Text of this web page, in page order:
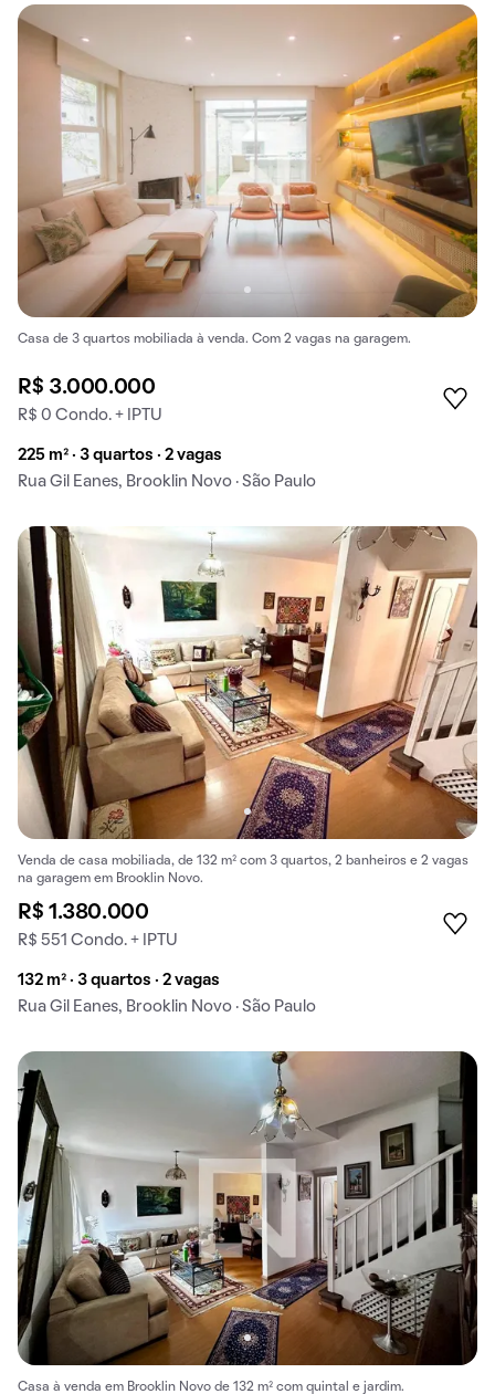
Casa de 3 quartos mobiliada à venda. Com 2 vagas na garagem.
R$ 3.000.000
R$ 0 Condo. + IPTU
225 m² · 3 quartos · 2 vagas
Rua Gil Eanes, Brooklin Novo · São Paulo
Venda de casa mobiliada, de 132 m² com 3 quartos, 2 banheiros e 2 vagas
na garagem em Brooklin Novo.
R$ 1.380.000
R$ 551 Condo. + IPTU
132 m² · 3 quartos · 2 vagas
Rua Gil Eanes, Brooklin Novo · São Paulo
Casa à venda em Brooklin Novo de 132 m² com quintal e jardim.